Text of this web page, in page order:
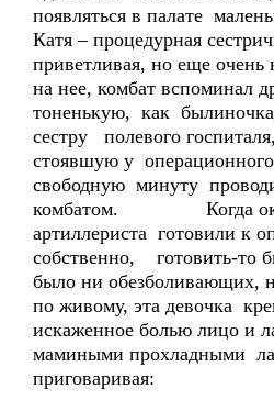
появляться в палате
Катя – процедурная
приветливая, но еще очень
на нее, комбат вспоминал
тоненькую, как
сестру полевого
стоявшую у
свободную минуту
комбатом. Когда
артиллериста готовили к
собственно, готовить-то
было ни обезболивающих,
по живому, эта девочка
искаженное болью лицо и
мамиными прохладными
приговаривая: